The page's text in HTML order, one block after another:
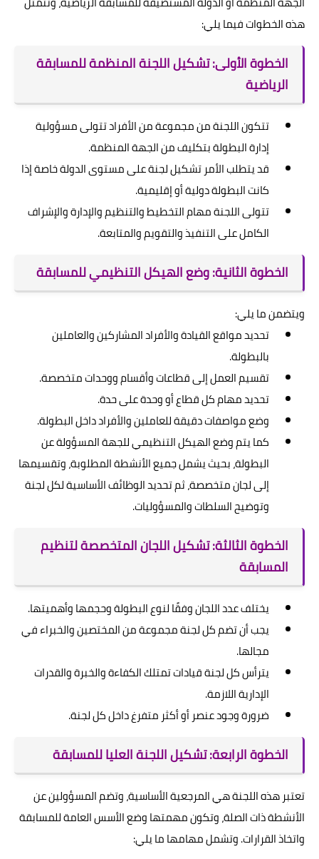
هذه الخطوات فيما يلي:
الخطوة الأولى: تشكيل اللجنة المنظمة للمسابقة
الرياضية
تتكون اللجنة من مجموعة من الأفراد تتولى مسؤولية
إدارة البطولة بتكليف من الجهة المنظمة.
قد يتطلب الأمر تشكيل لجنة على مستوى الدولة خاصة إذا
كانت البطولة دولية أو إقليمية.
تتولى اللجنة مهام التخطيط والتنظيم والإدارة والإشراف
الكامل على التنفيذ والتقويم والمتابعة.
الخطوة الثانية: وضع الهيكل التنظيمي للمسابقة
ويتضمن ما يلي:
تحديد مواقع القيادة والأفراد المشاركين والعاملين
بالبطولة.
تقسيم العمل إلى قطاعات وأقسام ووحدات متخصصة.
تحديد مهام كل قطاع أو وحدة على حدة.
وضع مواصفات دقيقة للعاملين والأفراد داخل البطولة.
كما يتم وضع الهيكل التنظيمي للجهة المسؤولة عن
البطولة، بحيث يشمل جميع الأنشطة المطلوبة، وتقسيمها
إلى لجان متخصصة، ثم تحديد الوظائف الأساسية لكل لجنة
وتوضيح السلطات والمسؤوليات.
الخطوة الثالثة: تشكيل اللجان المتخصصة لتنظيم
المسابقة
يختلف عدد اللجان وفقًا لنوع البطولة وحجمها وأهميتها.
يجب أن تضم كل لجنة مجموعة من المختصين والخبراء في
مجالها.
يترأس كل لجنة قيادات تمتلك الكفاءة والخبرة والقدرات
الإدارية اللازمة.
ضرورة وجود عنصر أو أكثر متفرغ داخل كل لجنة.
الخطوة الرابعة: تشكيل اللجنة العليا للمسابقة
تعتبر هذه اللجنة هي المرجعية الأساسية، وتضم المسؤولين عن
الأنشطة ذات الصلة، وتكون مهمتها وضع الأسس العامة للمسابقة
واتخاذ القرارات. وتشمل مهامها ما يلي: